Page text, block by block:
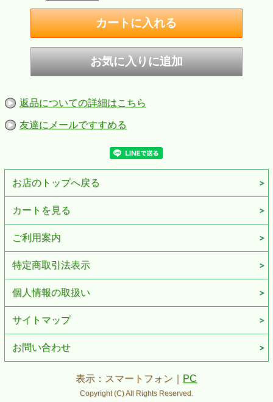
返品についての詳細はこちら
友達にメールですすめる
お店のトップへ戻る
カートを見る
ご利用案内
特定商取引法表示
個人情報の取扱い
サイトマップ
お問い合わせ
表示：スマートフォン｜ PC
Copyright (C) All Rights Reserved.